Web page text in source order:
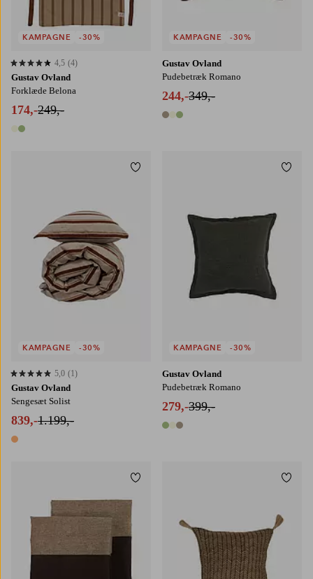
Gustav Ovland
Forklæde Belona
174,-249,-
2 farver
4,5 baseret på 4 bedømmelser
4,5 (4)
KAMPAGNE -30%
Gustav Ovland
Pudebetræk Romano
244,-349,-
3 farver
KAMPAGNE -30%
Gustav Ovland
Sengesæt Solist
839,-1.199,-
1 farve
5,0 baseret på 1 bedømmelser
5,0 (1)
KAMPAGNE -30%
Tilføj til favoritter
Gustav Ovland
Pudebetræk Romano
279,-399,-
3 farver
KAMPAGNE -30%
Tilføj til favoritter